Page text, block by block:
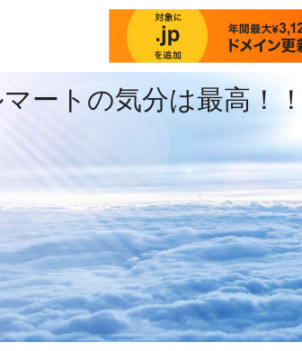
ートの気分は最高！！